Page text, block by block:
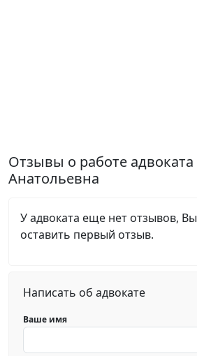
Отзывы о работе
Анатольевна
У адвоката еще нет отзывов,
оставить первый отзыв.
Написать об адвокате
Ваше имя